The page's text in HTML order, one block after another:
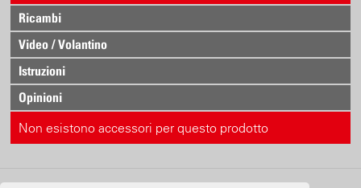
Ricambi
Video / Volantino
Istruzioni
Opinioni
Non esistono accessori per questo prodotto